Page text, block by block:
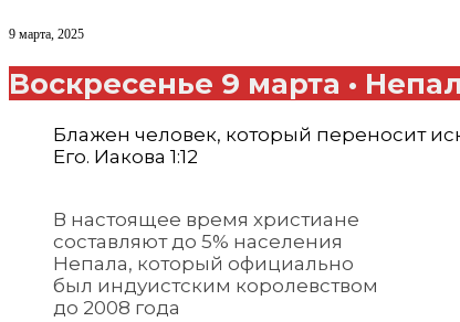
9 марта, 2025
Воскресенье 9 марта • Непал
Блажен человек, который переносит
Его. Иакова 1:12
В настоящее время христиане
составляют до 5% населения
Непала, который официально
был индуистским королевством
до 2008 года